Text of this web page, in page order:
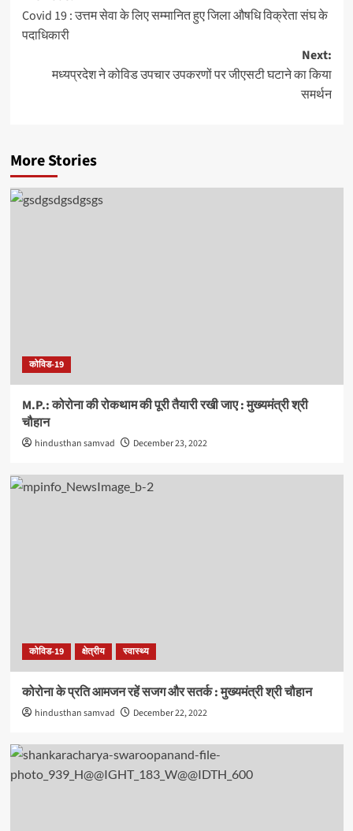
navigation
Covid 19 : उत्तम सेवा के लिए सम्मानित हुए जिला औषधि विक्रेता संघ के
पदाधिकारी
Next:
मध्यप्रदेश ने कोविड उपचार उपकरणों पर जीएसटी घटाने का किया
समर्थन
More Stories
कोविड-19
M.P.: कोरोना की रोकथाम की पूरी तैयारी रखी जाए : मुख्यमंत्री श्री
चौहान
hindusthan samvad December 23, 2022
कोविड-19 क्षेत्रीय स्वास्थ्य
कोरोना के प्रति आमजन रहें सजग और सतर्क : मुख्यमंत्री श्री चौहान
hindusthan samvad December 22, 2022